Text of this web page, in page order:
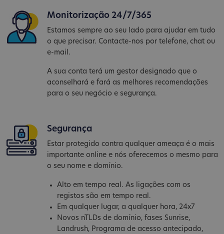
Monitorização 24/7/365
Estamos sempre ao seu lado para ajudar em tudo
o que precisar. Contacte-nos por telefone, chat ou
e-mail.
A sua conta terá um gestor designado que o
aconselhará e fará as melhores recomendações
para o seu negócio e segurança.
Segurança
Estar protegido contra qualquer ameaça é o mais
importante online e nós oferecemos o mesmo para
o seu nome e domínio.
Alto em tempo real. As ligações com os
registos são em tempo real.
Em qualquer lugar, a qualquer hora, 24x7
Novos nTLDs de domínio, fases Sunrise,
Landrush, Programa de acesso antecipado,